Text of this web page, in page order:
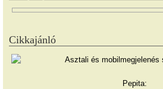
Cikkajánló
Pepita: